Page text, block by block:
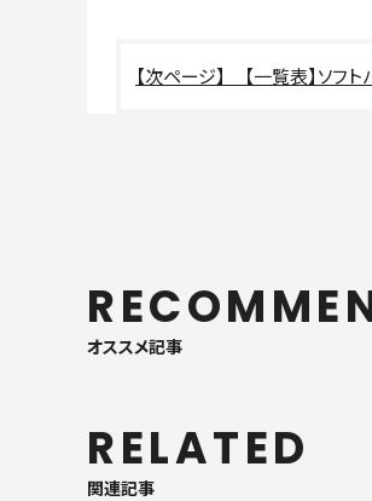
【一覧表】ソ
オススメ記事
RELATED
関連記事